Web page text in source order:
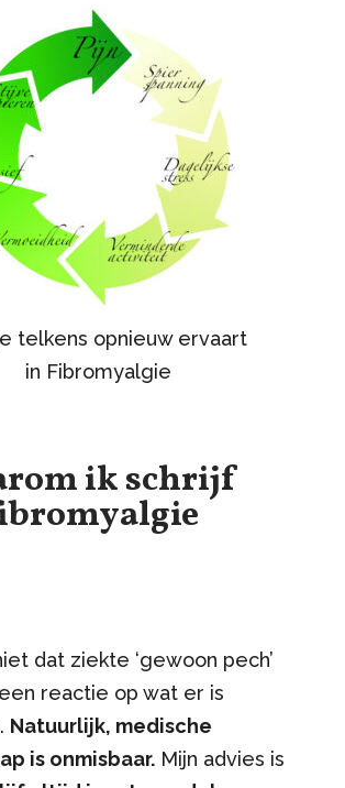
telkens opnieuw ervaart
in Fibromyalgie
ik schrijf
dat ziekte ‘gewoon pech’
reactie op wat er is
Natuurlijk, medische
is onmisbaar.Mijn advies is